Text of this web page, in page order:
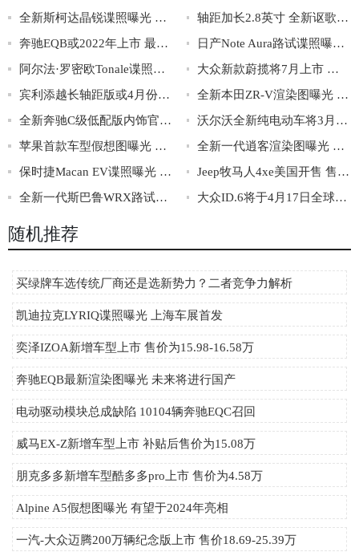
全新斯柯达晶锐谍照曝光 提供多种动力可选
轴距加长2.8英寸 全新讴歌MDX首发亮相
奔驰EQB或2022年上市 最大续航有望达480km
日产Note Aura路试谍照曝光 将夏季初发布
阿尔法·罗密欧Tonale谍照曝光 2022年一季度亮相
大众新款蔚揽将7月上市 配2.0T低功率发动机
宾利添越长轴距版或4月份发布 后排或更奢华
全新本田ZR-V渲染图曝光 预计将2021年5月首发
全新奔驰C级低配版内饰官图发布 仪表中控屏都变小了
沃尔沃全新纯电动车将3月2日亮相 或为XC40纯电轿跑版
苹果首款车型假想图曝光 或命名为Apple ONE
全新一代逍客渲染图曝光 搭载全新e-Power混动技术
保时捷Macan EV谍照曝光 或将于2022年亮相
Jeep牧马人4xe美国开售 售价约合31.4-33.8万
全新一代斯巴鲁WRX路试谍照曝光 或年底亮相
大众ID.6将于4月17日全球首秀 上海车展亮相
随机推荐
买绿牌车选传统厂商还是选新势力？二者竞争力解析
凯迪拉克LYRIQ谍照曝光 上海车展首发
奕泽IZOA新增车型上市 售价为15.98-16.58万
奔驰EQB最新渲染图曝光 未来将进行国产
电动驱动模块总成缺陷 10104辆奔驰EQC召回
威马EX-Z新增车型上市 补贴后售价为15.08万
朋克多多新增车型酷多多pro上市 售价为4.58万
Alpine A5假想图曝光 有望于2024年亮相
一汽-大众迈腾200万辆纪念版上市 售价18.69-25.39万